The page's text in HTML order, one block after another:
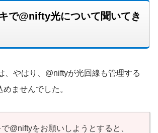
で@nifty光について聞いてき
、やはり、@niftyが光回線も管理する
ませんでした。
@niftyをお願いしようとすると、